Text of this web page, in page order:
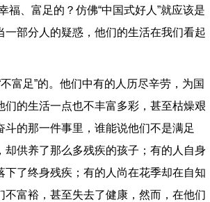
福、富足的？仿佛“中国式好人”就应该是
部分人的疑惑，他们的生活在我们看起
富足”的。他们中有的人历尽辛劳，为国
的生活一点也不丰富多彩，甚至枯燥艰
的那一件事里，谁能说他们不是满足
供养了那么多残疾的孩子；有的人自身
了终身残疾；有的人尚在花季却在自知
富裕，甚至失去了健康，然而，在他们